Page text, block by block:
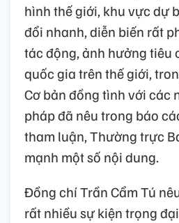
hình thế giới, khu vực dự
đổi nhanh, diễn biến rất
tác động, ảnh hưởng tiêu
quốc gia trên thế giới,
Cơ bản đồng tình với các
pháp đã nêu trong báo
tham luận, Thường trực
mạnh một số nội dung.
Đồng chí Trần Cẩm Tú
rất nhiều sự kiện trọng